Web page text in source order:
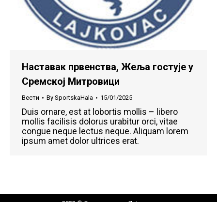
Наставак првенства, Жеља гостује у
Сремској Митровици
Вести By SportskaHala 15/01/2025
Duis ornare, est at lobortis mollis – libero
mollis facilisis dolorus urabitur orci, vitae
congue neque lectus neque. Aliquam lorem
ipsum amet dolor ultrices erat.